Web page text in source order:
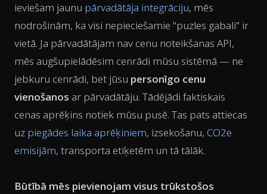
ieviešam jaunu pārvadātāja integrāciju, mēs
nodrošinām, ka visi nepieciešamie "puzles gabali" ir
vietā. Ja pārvadātājam nav cenu noteikšanas API,
mēs augšupielādēsim cenrādi mūsu sistēmā — ne
jebkuru cenrādi, bet jūsu personīgo cenu
vienošanos ar pārvadātāju. Tādējādi faktiskais
cenas aprēķins notiek mūsu pusē. Tas pats attiecas
uz piegādes laika aprēķiniem, izsekošanu, CO2e
emisijām, transporta etiķetēm un tā tālāk.
Būtībā mēs pievienojam visus trūkstošos